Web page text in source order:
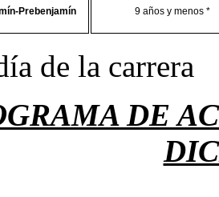
Prebenjamín 9 años y menos *
de la carrera
DE